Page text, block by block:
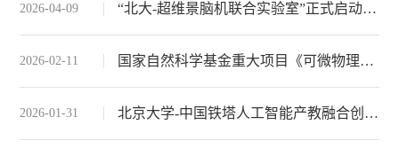
2026-04-09 “北大-超维景脑机联合实验室”正式启动，北大智能学院助力脑机接口新平台
2026-02-11 国家自然科学基金重大项目《可微物理驱动的空间智能学习机制》启动会召开
2026-01-31 北京大学-中国铁塔人工智能产教融合创新平台签约暨揭牌仪式举行